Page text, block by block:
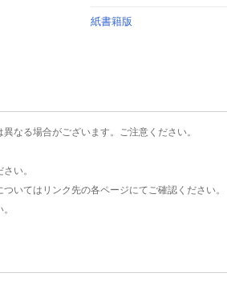
紙書籍版
なる場合がございます。ご注意ください。
い。
いてはリンク先の各ページにてご確認ください。